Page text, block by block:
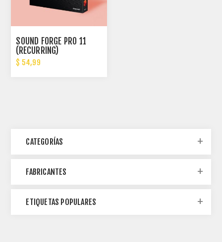
SOUND FORGE PRO 11
(RECURRING)
$ 54,99
CATEGORÍAS
FABRICANTES
ETIQUETAS POPULARES